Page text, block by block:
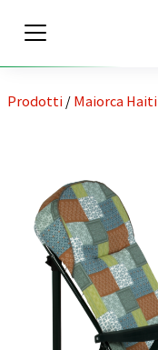
Prodotti / Maiorca Haiti